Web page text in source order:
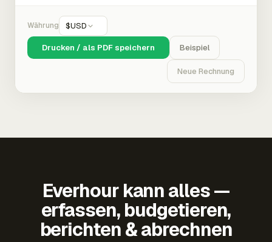
Währung $USD
Drucken / als PDF speichern Beispiel
Neue Rechnung
Everhour kann alles —
erfassen, budgetieren,
berichten & abrechnen